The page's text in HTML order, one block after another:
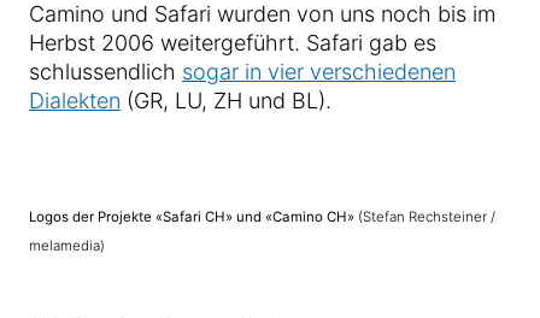
Camino und Safari wurden von uns noch bis im
Herbst 2006 weitergeführt. Safari gab es
schlussendlich sogar in vier verschiedenen
Dialekten (GR, LU, ZH und BL).
Logos der Projekte «Safari CH» und «Camino CH» (Stefan Rechsteiner /
melamedia)